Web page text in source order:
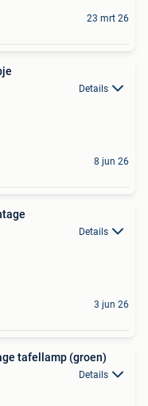
23 mrt 26
Details
8 jun 26
Details
3 jun 26
tafellamp (groen)
Details